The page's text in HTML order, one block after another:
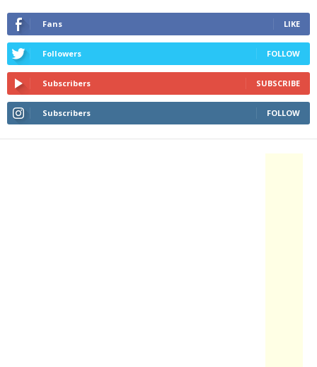
Fans LIKE
Followers FOLLOW
Subscribers SUBSCRIBE
Subscribers FOLLOW